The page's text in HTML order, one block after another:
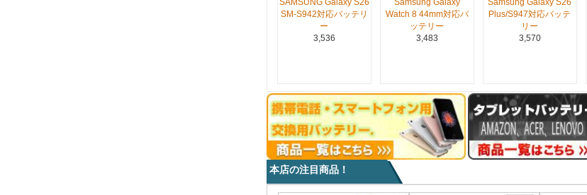
SM-S942対応バッテリ
ー
3,536
Watch 8 44mm対応バ
ッテリー
3,483
Plus/S947対応バッテ
リー
3,570
本店の注目商品！